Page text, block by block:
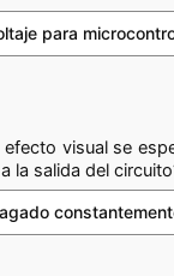
para
efecto visual se
la salida del